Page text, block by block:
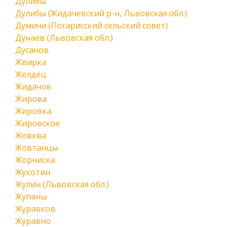
Дулибы (Жидачевский р-н, Львовская обл.)
Думичи (Погарисский сельский совет)
Дунаев (Львовская обл.)
Дусанов
Жвирка
Желдец
Жидачов
Жирова
Жировка
Жировское
Жовква
Жовтанцы
Жорниска
Жукотин
Жулин (Львовская обл.)
Жупаны
Журавков
Журавно